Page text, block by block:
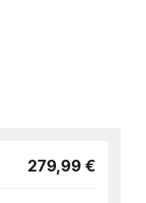
279,99 €